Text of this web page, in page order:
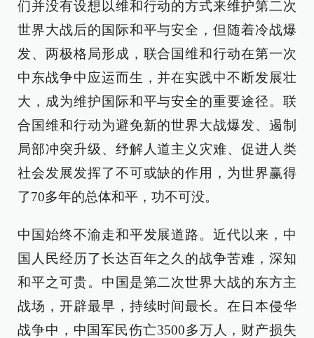
们并没有设想以维和行动的方式来维护第二次
世界大战后的国际和平与安全，但随着冷战爆
发、两极格局形成，联合国维和行动在第一次
中东战争中应运而生，并在实践中不断发展壮
大，成为维护国际和平与安全的重要途径。联
合国维和行动为避免新的世界大战爆发、遏制
局部冲突升级、纾解人道主义灾难、促进人类
社会发展发挥了不可或缺的作用，为世界赢得
了70多年的总体和平，功不可没。
中国始终不渝走和平发展道路。近代以来，中
国人民经历了长达百年之久的战争苦难，深知
和平之可贵。中国是第二次世界大战的东方主
战场，开辟最早，持续时间最长。在日本侵华
战争中，中国军民伤亡3500多万人，财产损失